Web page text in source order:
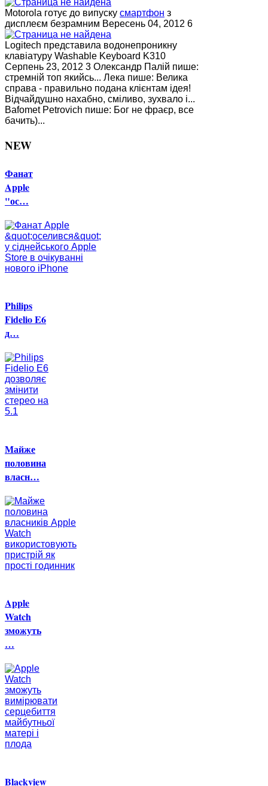
Motorola готує до випуску смартфон з
дисплеєм безрамним Вересень 04, 2012 6
Logitech представила водонепроникну
клавіатуру Washable Keyboard K310
Серпень 23, 2012 3 Олександр Палій пише:
стремній топ якийсь... Лека пише: Велика
справа - правильно подана клієнтам ідея!
Відчайдушно нахабно, сміливо, зухвало і...
Bafomet Petrovich пише: Бог не фраєр, все
бачить)...
NEW
Фанат
Apple
"ос…
Philips
Fidelio E6
д…
Майже
половина
власн…
Apple
Watch
зможуть
…
Blackview